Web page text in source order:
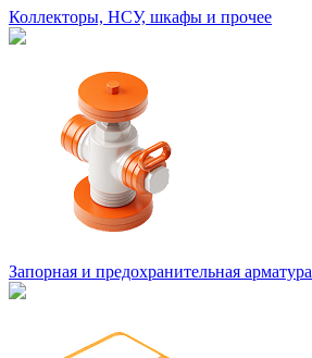
Коллекторы, НСУ, шкафы и прочее
Запорная и предохранительная арматура